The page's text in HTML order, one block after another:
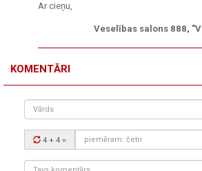
Ar cieņu,
Veselības salons 888,
KOMENTĀRI
Vārds
Drošības
kods:
4 + 4 =
Tavs